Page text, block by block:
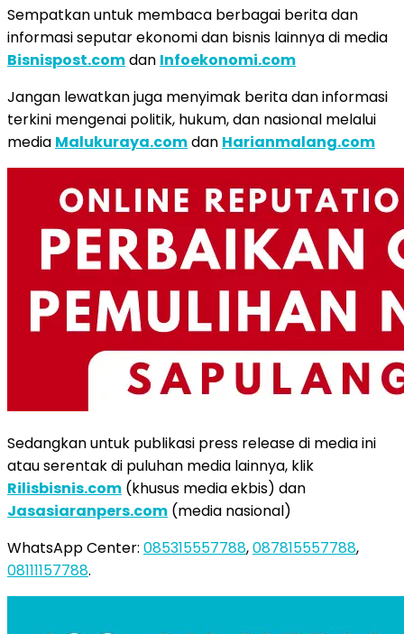
Sempatkan untuk membaca berbagai berita dan
informasi seputar ekonomi dan bisnis lainnya di media
Bisnispost.comdan Infoekonomi.com
Jangan lewatkan juga menyimak berita dan informasi
terkini mengenai politik, hukum, dan nasional melalui
media Malukuraya.comdan Harianmalang.com
Sedangkan untuk publikasi press release di media ini
atau serentak di puluhan media lainnya, klik
Rilisbisnis.com (khusus media ekbis) dan
Jasasiaranpers.com (media nasional)
WhatsApp Center: 085315557788,087815557788,
08111157788.